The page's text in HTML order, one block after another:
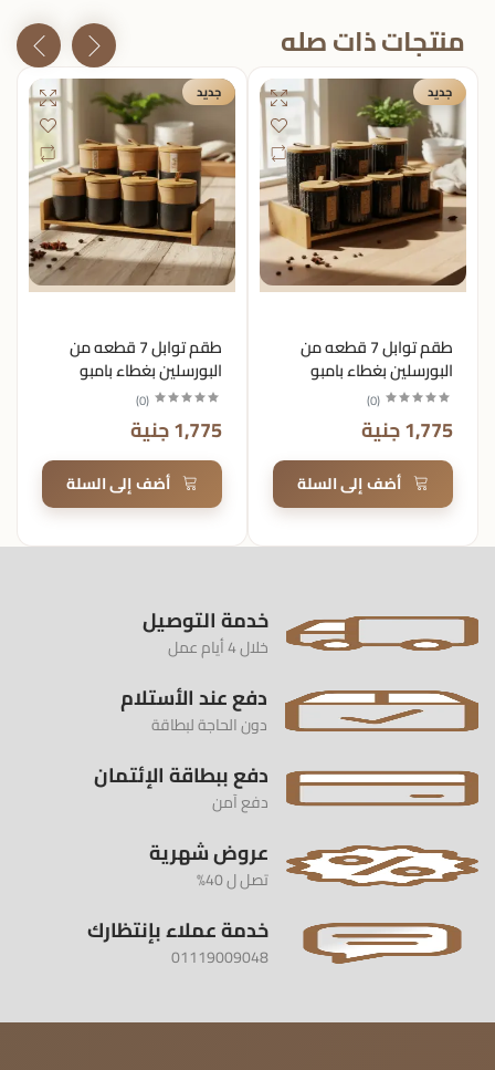
منتجات ذات صله
جديد
طقم توابل 7 قطعه من
البورسلين بغطاء بامبو
+استاند بامبو
(
0
)
1,775 جنية
أضف إلى السلة
جديد
طقم توابل 7 قطعه من
البورسلين بغطاء بامبو
+استاند بامبو
(
0
)
1,775 جنية
أضف إلى السلة
خدمة التوصيل
خلال 4 أيام عمل
دفع عند الأستلام
دون الحاجة لبطاقة
دفع ببطاقة الإئتمان
دفع آمن
عروض شهرية
تصل ل 40%
خدمة عملاء بإنتظارك
01119009048